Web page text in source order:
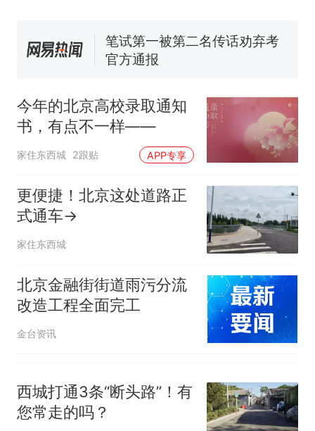
来源：参考消息）
笔试第一被第二名传话劝弃考
官方通报
试前13名均遭淘汰？教育局：
已叫停招聘，成立调查组全面
核查
台风"白海豚"中心附近最大风
力已达15级 最新研判
那个在床头放菜刀的女孩，
人生
今年的北京高校录取通知
书，有点不一样——
家住东西城 2跟贴 APP专享
更便捷！北京这处道路正
式通车→
家住东西城
北京金融街街道雨污分流
改造工程全面完工
金台资讯
西城打通3条“断头路”！有
您常走的吗？